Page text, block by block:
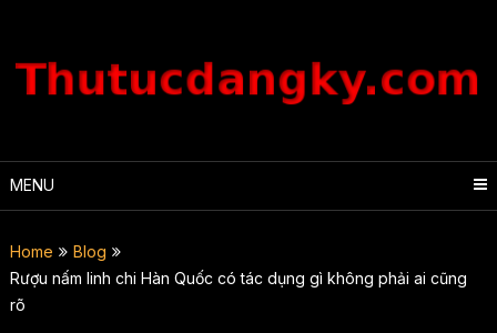
content
MENU
Home
Blog
Rượu nấm linh chi Hàn Quốc có tác dụng gì không phải ai cũng
rõ